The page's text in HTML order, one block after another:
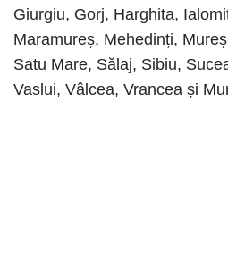
Giurgiu, Gorj, Harghita,
Maramureș, Mehedinți,
Satu Mare, Sălaj, Sibiu,
Vaslui, Vâlcea, Vrancea și